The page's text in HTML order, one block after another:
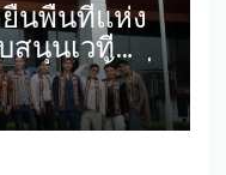
ยืนพื้นที่แห่ง
สนุนเวที
เปิดพื้นที่
ะความเท่า